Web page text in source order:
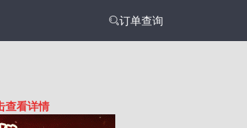
订单查询
查看详情